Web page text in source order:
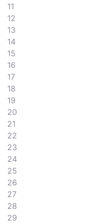
11
12
13
14
15
16
17
18
19
20
21
22
23
24
25
26
27
28
29